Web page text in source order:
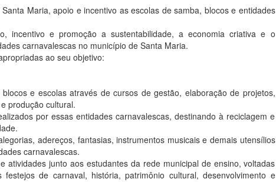
Maria, apoio e incentivo as escolas de samba, blocos e entidades
incentivo e promoção a sustentabilidade, a economia criativa e o
carnavalescas no município de Santa Maria.
ao seu objetivo:
e escolas através de cursos de gestão, elaboração de projetos,
produção cultural.
por essas entidades carnavalescas, destinando à reciclagem e
adereços, fantasias, instrumentos musicais e demais utensílios
carnavalescas.
atividades junto aos estudantes da rede municipal de ensino, voltadas
de carnaval, história, patrimônio cultural, desenvolvimento e